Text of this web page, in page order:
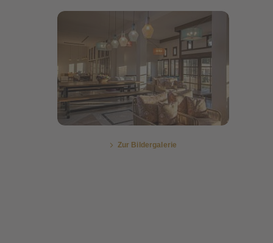
Bildergalerie öffnen
Zur Bildergalerie